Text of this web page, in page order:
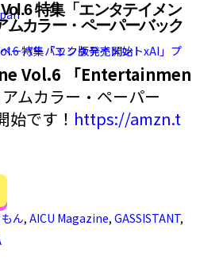
特集「エンタテイメン
ムカラー・ペーパーバック
Vol.6 「Entertainmen
ムカラー・ペーパー
始です！ https://amzn.t
ん, AICU Magazine, GASSISTANT,